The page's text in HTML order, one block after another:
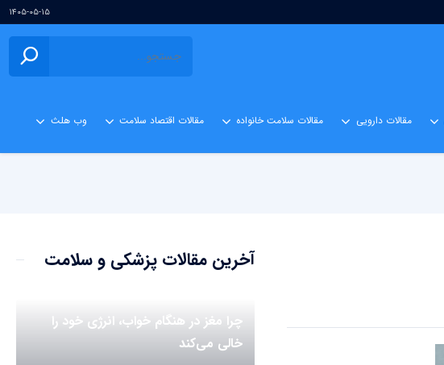
۱۴۰۵-۰۵-۱۵
مقالات دارویی مقالات سلامت خانواده مقالات اقتصاد سلامت وب هلث
آخرین مقالات پزشکی و سلامت
چرا مغز در هنگام خواب، انرژی خود را
خالی می‌کند